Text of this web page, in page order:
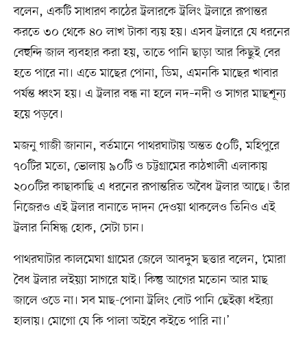
বলেন, একটি সাধারণ কাঠের ট্রলারকে ট্রলিং ট্রলারে রূপান্তর
করতে ৩০ থেকে ৪০ লাখ টাকা ব্যয় হয়। এসব ট্রলারে যে ধরনের
বেহুন্দি জাল ব্যবহার করা হয়, তাতে পানি ছাড়া আর কিছুই বের
হতে পারে না। এতে মাছের পোনা, ডিম, এমনকি মাছের খাবার
পর্যন্ত ধ্বংস হয়। এ ট্রলার বন্ধ না হলে নদ–নদী ও সাগর মাছশূন্য
হয়ে পড়বে।
মজনু গাজী জানান, বর্তমানে পাথরঘাটায় অন্তত ৫০টি, মহিপুরে
৭০টির মতো, ভোলায় ৯০টি ও চট্টগ্রামের কাঠখালী এলাকায়
২০০টির কাছাকাছি এ ধরনের রূপান্তরিত অবৈধ ট্রলার আছে। তাঁর
নিজেরও এই ট্রলার বানাতে দাদন দেওয়া থাকলেও তিনিও এই
ট্রলার নিষিদ্ধ হোক, সেটা চান।
পাথরঘাটার কালমেঘা গ্রামের জেলে আবদুস ছত্তার বলেন, ‘মোরা
বৈধ ট্রলার লইয়্যা সাগরে যাই। কিন্তু আগের মতোন আর মাছ
জালে ওডে না। সব মাছ-পোনা ট্রলিং বোট পানি ছেইক্কা ধইর‍্যা
হালায়। মোগো যে কি পালা অইবে কইতে পারি না।’